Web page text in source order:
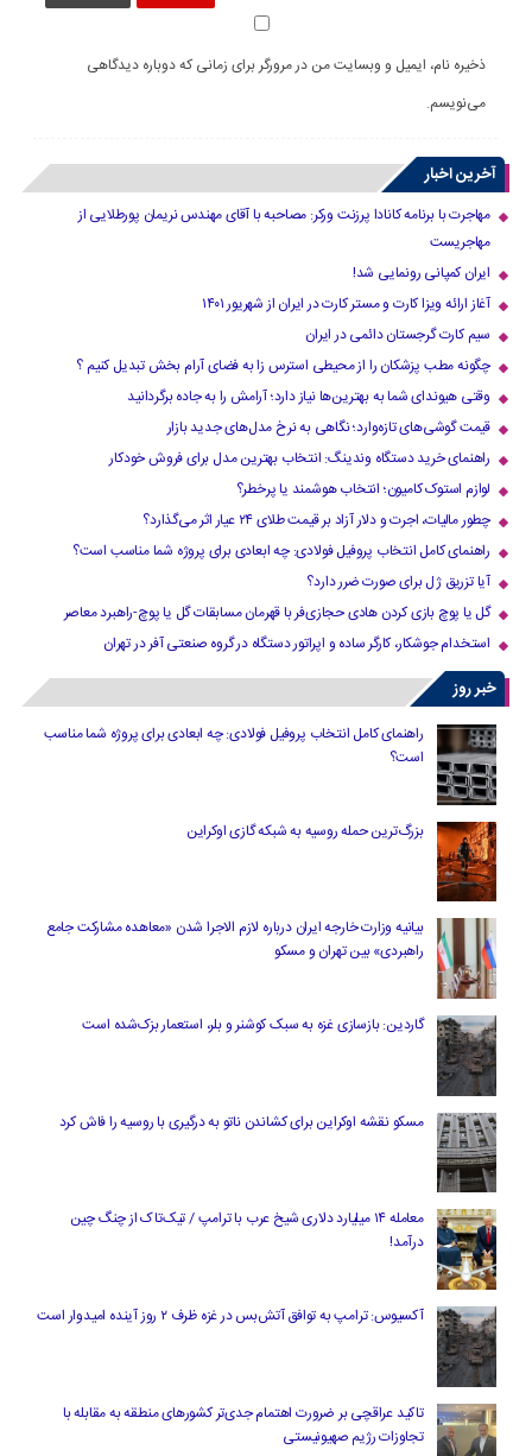
ذخیره نام، ایمیل و وبسایت من در مرورگر برای زمانی که دوباره دیدگاهی
می‌نویسم.
آخرین اخبار
مهاجرت با برنامه کانادا پرزنت ورکر: مصاحبه با آقای مهندس نریمان پورطلایی از
مهاجریست
ایران کمپانی رونمایی شد!
آغاز ارائه ویزا کارت و مستر کارت در ایران از شهریور ۱۴۰۱
سیم کارت گرجستان دائمی در ایران
چگونه مطب پزشکان را از محیطی استرس زا به فضای آرام بخش تبدیل کنیم ؟
وقتی هیوندای شما به بهترین‌ها نیاز دارد؛ آرامش را به جاده برگردانید
قیمت گوشی‌های تازه‌وارد؛ نگاهی به نرخ مدل‌های جدید بازار
راهنمای خرید دستگاه وندینگ: انتخاب بهترین مدل برای فروش خودکار
لوازم استوک کامیون؛ انتخاب هوشمند یا پرخطر؟
چطور مالیات، اجرت و دلار آزاد بر قیمت طلای ۲۴ عیار اثر می‌گذارد؟
راهنمای کامل انتخاب پروفیل فولادی: چه ابعادی برای پروژه شما مناسب است؟
آیا تزریق ژل برای صورت ضرر دارد​؟
گل یا پوچ بازی کردن هادی حجازی‌فر با قهرمان مسابقات گل یا پوچ-راهبرد معاصر
استخدام جوشکار، کارگر ساده و اپراتور دستگاه در گروه صنعتی آفر در تهران
خبر روز
راهنمای کامل انتخاب پروفیل فولادی: چه ابعادی برای پروژه شما مناسب
است؟
بزرگ‌ترین حمله روسیه به شبکه گازی اوکراین
بیانیه وزارت خارجه ایران درباره لازم‌ الاجرا شدن «معاهده مشارکت جامع
راهبردی» بین تهران و مسکو
گاردین: بازسازی غزه به سبک کوشنر و بلر، استعمار بزک‌شده است
مسکو نقشه اوکراین برای کشاندن ناتو به درگیری با روسیه را فاش کرد
معامله ۱۴ میلیارد دلاری شیخ عرب با ترامپ / تیک‌تاک از چنگ چین
درآمد!
آکسیوس: ترامپ به توافق آتش‌بس در غزه ظرف ۲ روز آینده امیدوار است
تاکید عراقچی بر ضرورت اهتمام جدی‌تر کشورهای منطقه به مقابله با
تجاوزات رژیم صهیونیستی